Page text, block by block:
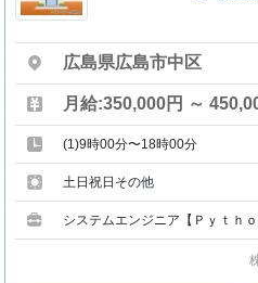
広島県広島市中区
月給:350,000円 ～
(1)9時00分〜18時00分
土日祝日その他
システムエンジニア【Ｐｙｔｈｏ